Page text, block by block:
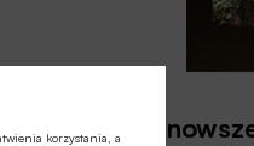
korzystania, a